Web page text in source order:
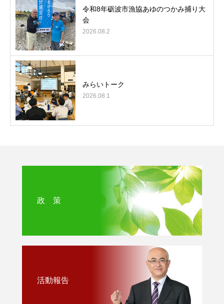
令和8年砺波市漁協あゆのつかみ捕り大
会
2026.08.2
みらいトーク
2026.08.1
政 策
活動報告